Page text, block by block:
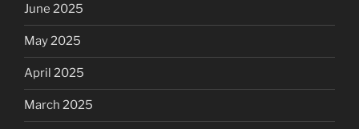
June 2025
May 2025
April 2025
March 2025